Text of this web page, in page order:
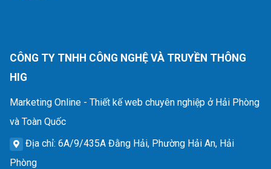
CÔNG TY TNHH CÔNG NGHỆ VÀ TRUYỀN THÔNG
HIG
Marketing Online - Thiết kế web chuyên nghiệp ở Hải Phòng
và Toàn Quốc
Địa chỉ: 6A/9/435A Đằng Hải, Phường Hải An, Hải
Phòng